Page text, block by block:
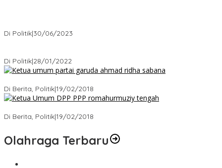
Di Politik|30/06/2023
Di Politik|28/01/2022
Di Berita, Politik|19/02/2018
Di Berita, Politik|19/02/2018
Olahraga Terbaru